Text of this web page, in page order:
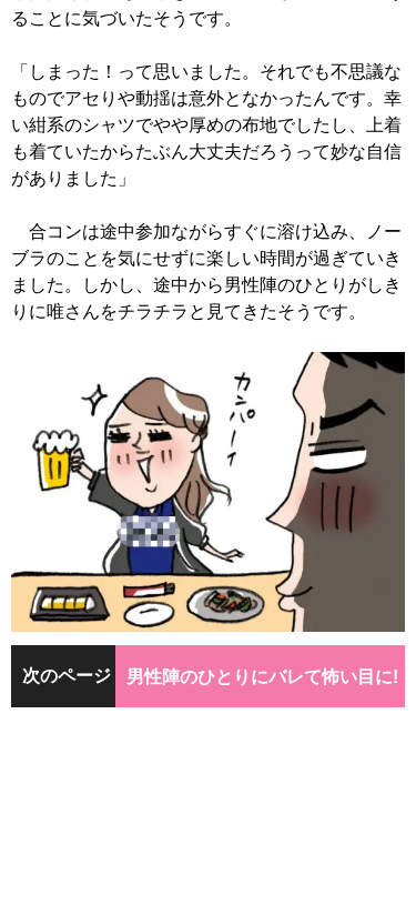
ることに気づいたそうです。
「しまった！って思いました。それでも不思議な
ものでアセりや動揺は意外となかったんです。幸
い紺系のシャツでやや厚めの布地でしたし、上着
も着ていたからたぶん大丈夫だろうって妙な自信
がありました」
合コンは途中参加ながらすぐに溶け込み、ノー
ブラのことを気にせずに楽しい時間が過ぎていき
ました。しかし、途中から男性陣のひとりがしき
りに唯さんをチラチラと見てきたそうです。
次のページ 男性陣のひとりにバレて怖い目に!